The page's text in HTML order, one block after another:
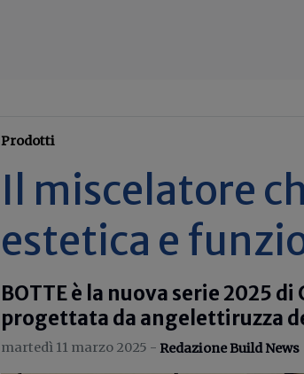
Prodotti
Il miscelatore
estetica e
BOTTE è la nuova serie 2025
progettata da angelettiruzza
martedì 11 marzo 2025 - Redazione Build News